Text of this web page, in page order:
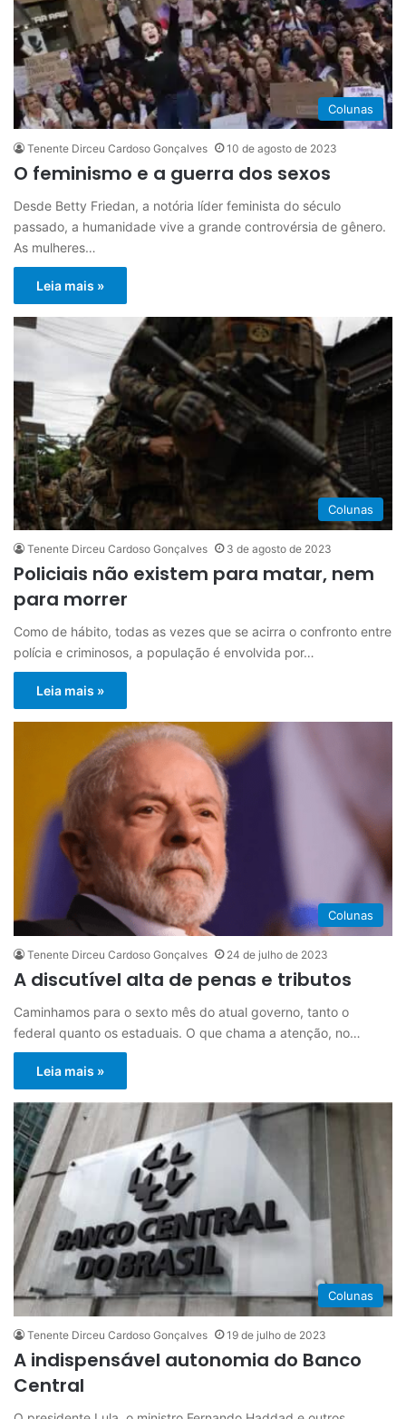
Colunas
Tenente Dirceu Cardoso Gonçalves 10 de agosto de 2023
O feminismo e a guerra dos sexos
Desde Betty Friedan, a notória líder feminista do século
passado, a humanidade vive a grande controvérsia de gênero.
As mulheres…
Leia mais »
Colunas
Tenente Dirceu Cardoso Gonçalves 3 de agosto de 2023
Policiais não existem para matar, nem
para morrer
Como de hábito, todas as vezes que se acirra o confronto entre
polícia e criminosos, a população é envolvida por…
Leia mais »
Colunas
Tenente Dirceu Cardoso Gonçalves 24 de julho de 2023
A discutível alta de penas e tributos
Caminhamos para o sexto mês do atual governo, tanto o
federal quanto os estaduais. O que chama a atenção, no…
Leia mais »
Colunas
Tenente Dirceu Cardoso Gonçalves 19 de julho de 2023
A indispensável autonomia do Banco
Central